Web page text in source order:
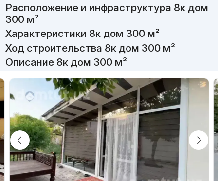
Расположение и инфраструктура 8к дом
300 м²
Характеристики 8к дом 300 м²
Ход строительства 8к дом 300 м²
Описание 8к дом 300 м²